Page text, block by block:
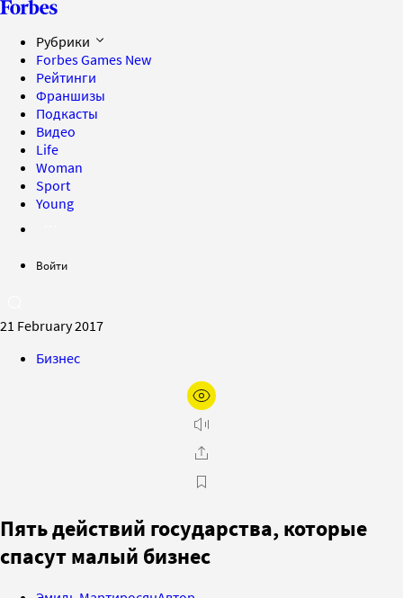
Рубрики
Forbes Games New
Рейтинги
Франшизы
Подкасты
Видео
Life
Woman
Sport
Young
Войти
21 February 2017
Бизнес
Пять действий государства, которые
спасут малый бизнес